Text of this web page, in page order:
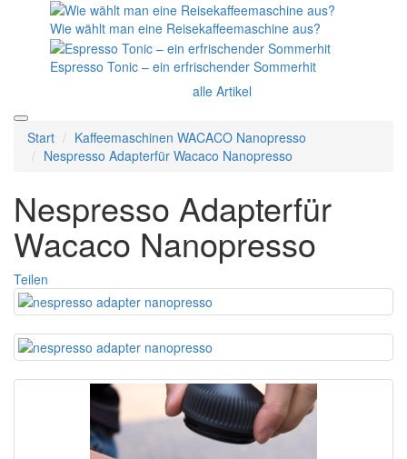
Wie wählt man eine Reisekaffeemaschine aus?
Espresso Tonic – ein erfrischender Sommerhit
alle Artikel
Start
Kaffeemaschinen WACACO Nanopresso
Nespresso Adapterfür Wacaco Nanopresso
Nespresso Adapterfür
Wacaco Nanopresso
Teilen